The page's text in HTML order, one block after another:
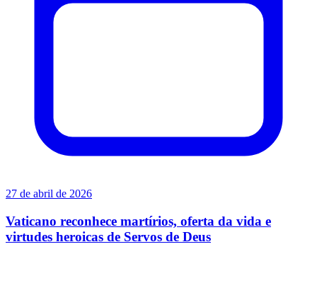
27 de abril de 2026
Vaticano reconhece martírios, oferta da vida e
virtudes heroicas de Servos de Deus